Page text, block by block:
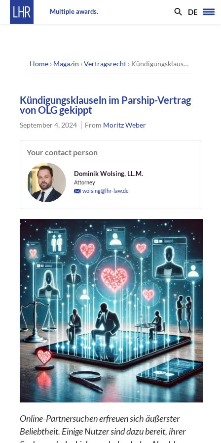
Multiple awards. DE
Home › Magazin ›Vertragsrecht › Kündigungsklauseln im Parship-Vertrag von OLG gekippt
Kündigungsklauseln im Parship-Vertrag
von OLG gekippt
September 4, 2024 From Moritz Weber
Your contact person
Dominik Wolsing, LL.M.
Attorney
wolsing@lhr-law.de
Online-Partnersuchen erfreuen sich äußerster
Beliebtheit. Einige Nutzer sind dazu bereit, ihrer